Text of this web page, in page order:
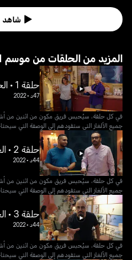
شاهد
1 المزيد من الحلقات من موسم
حلقة 1 • الحلقة 1
47د •
2022
في كل حلقة، سيُحبس فريق مكون من اثنين من
جميع الألغاز التي ستقودهم إلى الوصفة التي
حلقة 2 • الحلقة 2
44د •
2022
في كل حلقة، سيُحبس فريق مكون من اثنين من
جميع الألغاز التي ستقودهم إلى الوصفة التي
حلقة 3 • الحلقة 3
44د •
2022
في كل حلقة، سيُحبس فريق مكون من اثنين من
جميع الألغاز التي ستقودهم إلى الوصفة التي